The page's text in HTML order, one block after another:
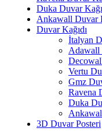
Duka Duvar
Ankawall Duvar
Duvar Kağıdı
İtalyan
Adawall
Vertu
Gmz
Ravena
Duka
3D Duvar Posteri